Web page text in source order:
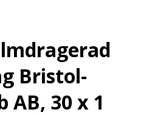
Bristol-
AB, 30 x 1